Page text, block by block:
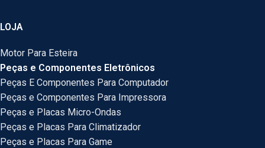
LOJA
Motor Para Esteira
Peças e Componentes Eletrônicos
Peças E Componentes Para Computador
Peças e Componentes Para Impressora
Peças e Placas Micro-Ondas
Peças e Placas Para Climatizador
Peças e Placas Para Game